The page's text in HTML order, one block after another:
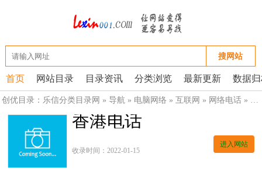
搜网站
首页 网站目录 目录资讯 分类浏览 最新更新 数据
创优目录： 乐信分类目录网 » 导航 » 电脑网络 » 互联网 » 网络电话 » 网
香港电话
收录时间：2022-01-15
进入网站